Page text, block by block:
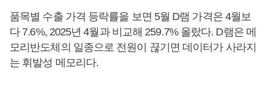
품목별 수출 가격 등락률을 보면 5월 D램 가격은 4월보
다 7.6%, 2025년 4월과 비교해 259.7% 올랐다. D램은 메
모리반도체의 일종으로 전원이 끊기면 데이터가 사라지
는 휘발성 메모리다.